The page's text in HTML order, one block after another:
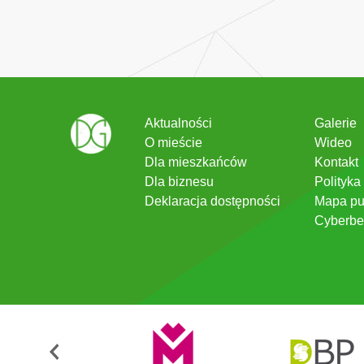
Aktualności
O mieście
Dla mieszkańców
Dla biznesu
Deklaracja dostępności
Galerie
Wideo
Kontakt
Mapa